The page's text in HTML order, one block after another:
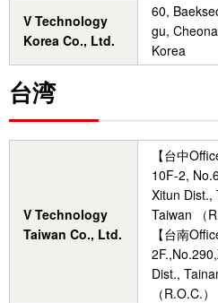
V Technology
Korea Co., Ltd.
60,
gu,
Korea
台湾
V Technology
Taiwan Co., Ltd.
【台中
10F-2,
Xitun Dist.,
Taiwan （
【台南
Dist.,
（R.O.C.）